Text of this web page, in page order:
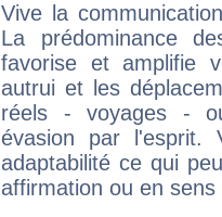
Vive la
La prédominance
favorise et amplifie
autrui et les
réels - voyages -
évasion par l'esprit.
adaptabilité ce qui
affirmation ou en